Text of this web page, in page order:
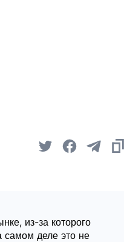
из-за которого
самом деле это не